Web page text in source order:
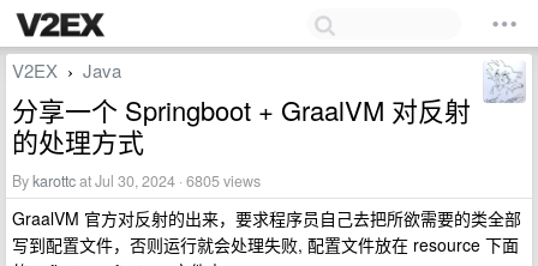
V2EX › Java
分享一个 Springboot + GraalVM 对反射
的处理方式
Bykarottcat Jul 30, 2024 · 6805 views
GraalVM 官方对反射的出来，要求程序员自己去把所欲需要的类全部
写到配置文件，否则运行就会处理失败, 配置文件放在 resource 下面